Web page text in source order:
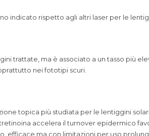
indicato rispetto agli altri laser per le
trattate, ma è associato a un tasso più
nei fototipi scuri.
topica più studiata per le lentiggini
accelera il turnover epidermico
efficace ma con limitazioni per uso